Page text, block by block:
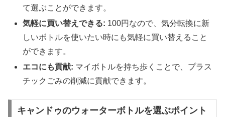
て選ぶことができます。
気軽に買い替えできる: 100円なので、気分転換に新
しいボトルを使いたい時にも気軽に買い替えること
ができます。
エコにも貢献: マイボトルを持ち歩くことで、プラス
チックごみの削減に貢献できます。
キャンドゥのウォーターボトルを選ぶポイント